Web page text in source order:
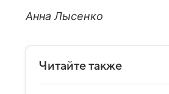
Анна Лысенко
Читайте также